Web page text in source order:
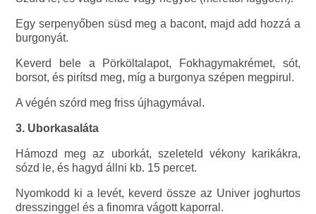
Egy serpenyőben süsd meg a bacont, majd add hozzá a
burgonyát.
Keverd bele a Pörköltalapot, Fokhagymakrémet, sót,
borsot, és pirítsd meg, míg a burgonya szépen megpirul.
A végén szórd meg friss újhagymával.
3. Uborkasaláta
Hámozd meg az uborkát, szeleteld vékony karikákra,
sózd le, és hagyd állni kb. 15 percet.
Nyomkodd ki a levét, keverd össze az Univer joghurtos
dresszinggel és a finomra vágott kaporral.